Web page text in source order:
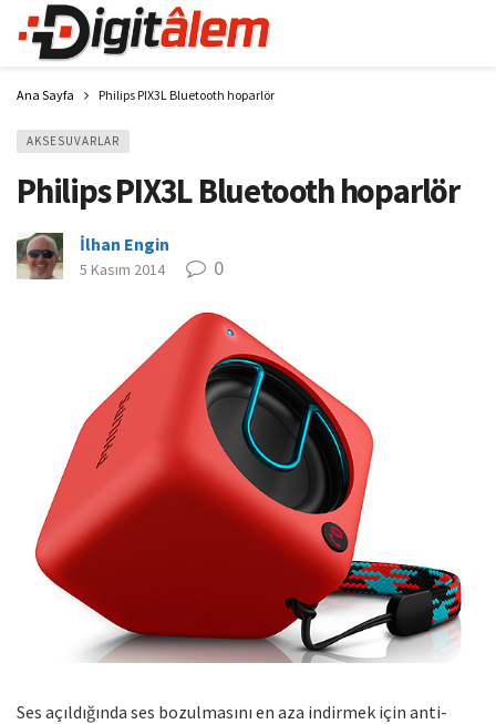
Ana Sayfa Philips PIX3L Bluetooth hoparlör
AKSESUVARLAR
Philips PIX3L Bluetooth hoparlör
İlhan Engin
5 Kasım 2014 0
Ses açıldığında ses bozulmasını en aza indirmek için anti-